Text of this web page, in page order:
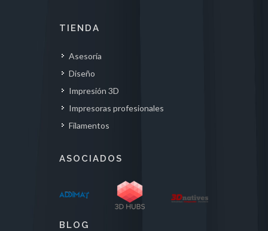
TIENDA
Asesoría
Diseño
Impresión 3D
Impresoras profesionales
Filamentos
ASOCIADOS
BLOG